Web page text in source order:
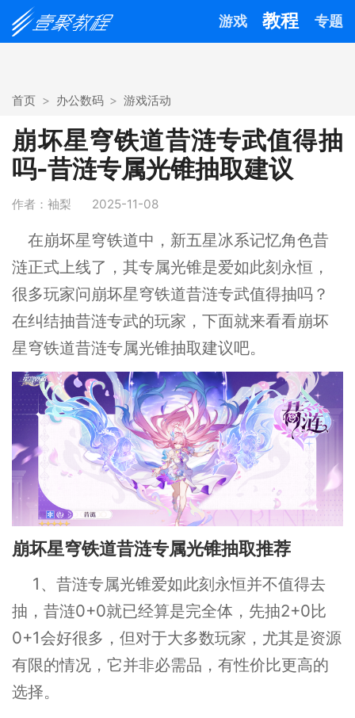
游戏 教程 专题
首页 办公数码 游戏活动
崩坏星穹铁道昔涟专武值得抽
吗-昔涟专属光锥抽取建议
作者：袖梨 2025-11-08
在崩坏星穹铁道中，新五星冰系记忆角色昔
涟正式上线了，其专属光锥是爱如此刻永恒，
很多玩家问崩坏星穹铁道昔涟专武值得抽吗？
在纠结抽昔涟专武的玩家，下面就来看看崩坏
星穹铁道昔涟专属光锥抽取建议吧。
崩坏星穹铁道昔涟专属光锥抽取推荐
1、昔涟专属光锥爱如此刻永恒并不值得去
抽，昔涟0+0就已经算是完全体，先抽2+0比
0+1会好很多，但对于大多数玩家，尤其是资源
有限的情况，它并非必需品，有性价比更高的
选择。